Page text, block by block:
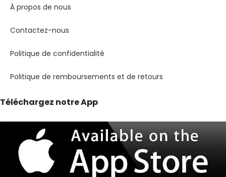
À propos de nous
Contactez-nous
Politique de confidentialité
Politique de remboursements et de retours
Téléchargez notre App